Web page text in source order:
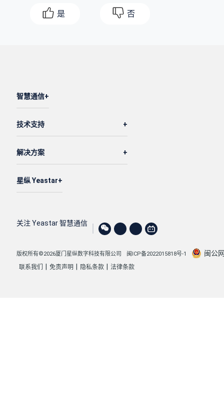
是 否
智慧通信
技术支持
解决方案
星纵 Yeastar
关注 Yeastar 智慧通信
版权所有©2026厦门星纵数字科技有限公司 闽ICP备2022015818号-1 闽公
联系我们 免责声明 隐私条款 法律条款